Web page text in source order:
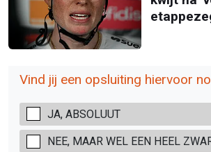
Vind jij een opsluiting hiervoor
JA, ABSOLUUT
NEE, MAAR WEL EEN HEEL